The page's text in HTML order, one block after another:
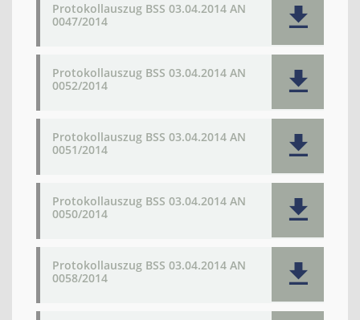
Protokollauszug BSS 03.04.2014 AN
0047/2014
Protokollauszug BSS 03.04.2014 AN
0052/2014
Protokollauszug BSS 03.04.2014 AN
0051/2014
Protokollauszug BSS 03.04.2014 AN
0050/2014
Protokollauszug BSS 03.04.2014 AN
0058/2014